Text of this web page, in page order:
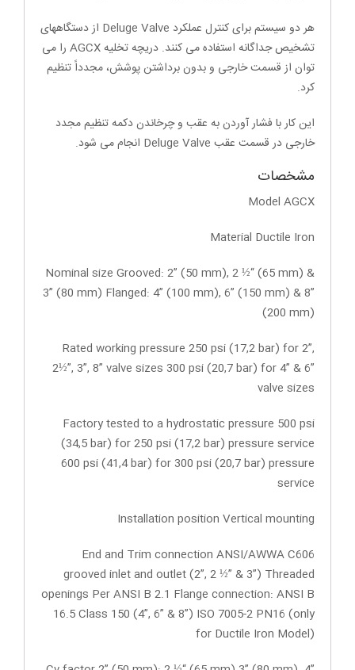
هر دو سیستم برای کنترل عملکرد Deluge Valve از دستگاههای
تشخیص جداگانه استفاده می کنند. دریچه تخلیه AGCX را می
توان از قسمت خارجی و بدون برداشتن پوشش، مجدداً تنظیم
کرد.
این کار با فشار آوردن به عقب و چرخاندن دکمه تنظیم مجدد
خارجی در قسمت عقب Deluge Valve انجام می شود.
مشخصات
Model AGCX
Material Ductile Iron
Nominal size Grooved: 2” (50 mm), 2 ½“ (65 mm) &
3” (80 mm) Flanged: 4” (100 mm), 6” (150 mm) & 8”
(200 mm)
Rated working pressure 250 psi (17,2 bar) for 2”,
2½”, 3”, 8” valve sizes 300 psi (20,7 bar) for 4” & 6”
valve sizes
Factory tested to a hydrostatic pressure 500 psi
(34,5 bar) for 250 psi (17,2 bar) pressure service
600 psi (41,4 bar) for 300 psi (20,7 bar) pressure
service
Installation position Vertical mounting
End and Trim connection ANSI/AWWA C606
grooved inlet and outlet (2”, 2 ½” & 3”) Threaded
openings Per ANSI B 2.1 Flange connection: ANSI B
16.5 Class 150 (4”, 6” & 8”) ISO 7005-2 PN16 (only
for Ductile Iron Model)